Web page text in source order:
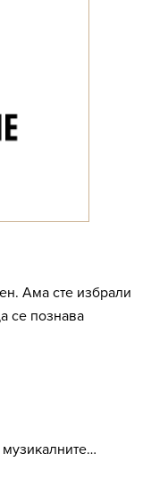
Ама сте избрали
се познава